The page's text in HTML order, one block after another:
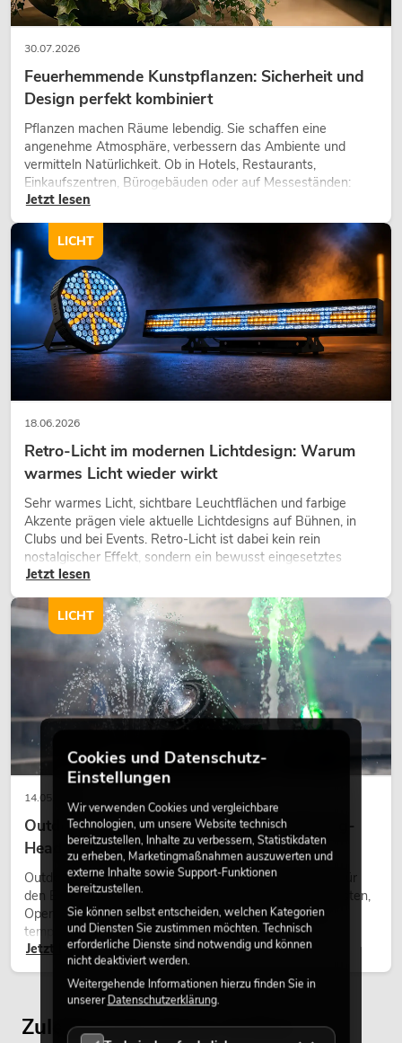
30.07.2026
Feuerhemmende Kunstpflanzen: Sicherheit und
Design perfekt kombiniert
Pflanzen machen Räume lebendig. Sie schaffen eine
angenehme Atmosphäre, verbessern das Ambiente und
vermitteln Natürlichkeit. Ob in Hotels, Restaurants,
Einkaufszentren, Bürogebäuden oder auf Messeständen:
eine hochwertige Begrünung gehört heute längst zum
Jetzt lesen
18.06.2026
Retro-Licht im modernen Lichtdesign: Warum
warmes Licht wieder wirkt
Sehr warmes Licht, sichtbare Leuchtflächen und farbige
Akzente prägen viele aktuelle Lichtdesigns auf Bühnen, in
Clubs und bei Events. Retro-Licht ist dabei kein rein
nostalgischer Effekt, sondern ein bewusst eingesetztes
Gestaltungsmittel: Es schafft Atmosphäre, gibt Szenen
wirken lassen.
Jetzt lesen
LICHT
14.05.2026
Outdoor Moving-Heads: Wetterfeste Moving-
Heads bei Events
Outdoor Moving-Heads sind bewegliche Scheinwerfer für
den Einsatz im Freien. Sie werden bei Festivals, Stadtfesten,
Open-Air-Konzerten, Architekturinszenierungen und
temporären Außeninstallationen eingesetzt.
Jetzt lesen
LICHT
Zuletzt angesehene Artikel
Cookies und Datenschutz-
Einstellungen
Wir verwenden Cookies und vergleichbare
Technologien, um unsere Website technisch
bereitzustellen, Inhalte zu verbessern, Statistikdaten
zu erheben, Marketingmaßnahmen auszuwerten und
externe Inhalte sowie Support-Funktionen
bereitzustellen.
Sie können selbst entscheiden, welchen Kategorien
und Diensten Sie zustimmen möchten. Technisch
erforderliche Dienste sind notwendig und können
nicht deaktiviert werden.
Weitergehende Informationen hierzu finden Sie in
unsererDatenschutzerklärung.